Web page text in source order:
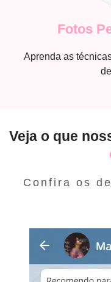
Fotos
Aprenda as
Veja o que
Confira os